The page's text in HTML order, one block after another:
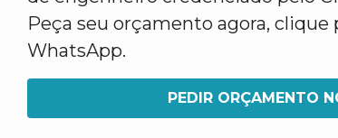
Peça seu orçamento agora, clique
WhatsApp.
PEDIR ORÇAMENTO